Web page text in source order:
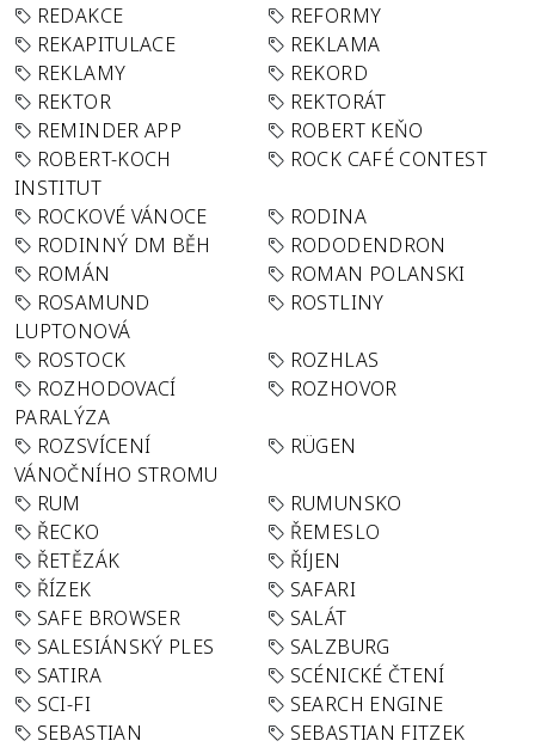
REDAKCE
REFORMY
REKAPITULACE
REKLAMA
REKLAMY
REKORD
REKTOR
REKTORÁT
REMINDER APP
ROBERT KEŇO
ROBERT-KOCH
INSTITUT
ROCK CAFÉ CONTEST
ROCKOVÉ VÁNOCE
RODINA
RODINNÝ DM BĚH
RODODENDRON
ROMÁN
ROMAN POLANSKI
ROSAMUND
LUPTONOVÁ
ROSTLINY
ROSTOCK
ROZHLAS
ROZHODOVACÍ
PARALÝZA
ROZHOVOR
ROZSVÍCENÍ
VÁNOČNÍHO STROMU
RÜGEN
RUM
RUMUNSKO
ŘECKO
ŘEMESLO
ŘETĚZÁK
ŘÍJEN
ŘÍZEK
SAFARI
SAFE BROWSER
SALÁT
SALESIÁNSKÝ PLES
SALZBURG
SATIRA
SCÉNICKÉ ČTENÍ
SCI-FI
SEARCH ENGINE
SEBASTIAN
SEBASTIAN FITZEK